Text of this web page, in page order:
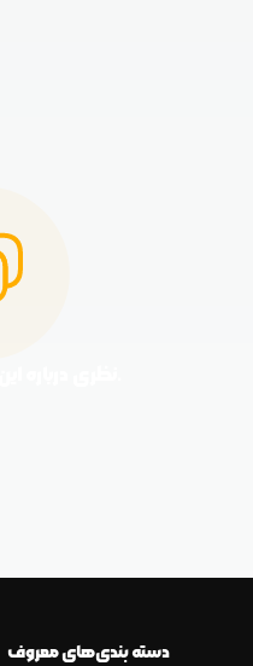
دسته بندی‌های معروف